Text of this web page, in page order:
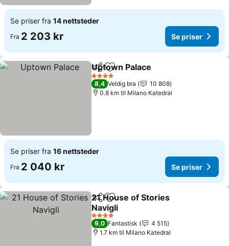
Se priser fra 14 nettsteder
Fra 2 203 kr Se priser
Del Legg til i favoritter
Uptown Palace
4 Stjerner
8,4 Veldig bra
10 808
0.8 km til Milano Katedral
Se priser fra 16 nettsteder
Fra 2 040 kr Se priser
Del Legg til i favoritter
21 House of Stories
Navigli
Se priser
4 Stjerner
9,0 Fantastisk
4 515
1.7 km til Milano Katedral